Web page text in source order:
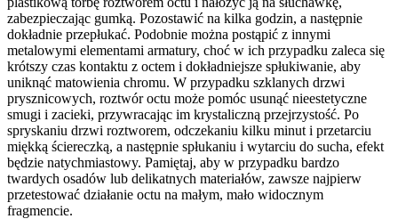
zabezpieczając gumką. Pozostawić na kilka godzin, a następnie
dokładnie przepłukać. Podobnie można postąpić z innymi
metalowymi elementami armatury, choć w ich przypadku zaleca się
krótszy czas kontaktu z octem i dokładniejsze spłukiwanie, aby
uniknąć matowienia chromu. W przypadku szklanych drzwi
prysznicowych, roztwór octu może pomóc usunąć nieestetyczne
smugi i zacieki, przywracając im krystaliczną przejrzystość. Po
spryskaniu drzwi roztworem, odczekaniu kilku minut i przetarciu
miękką ściereczką, a następnie spłukaniu i wytarciu do sucha, efekt
będzie natychmiastowy. Pamiętaj, aby w przypadku bardzo
twardych osadów lub delikatnych materiałów, zawsze najpierw
przetestować działanie octu na małym, mało widocznym
fragmencie.